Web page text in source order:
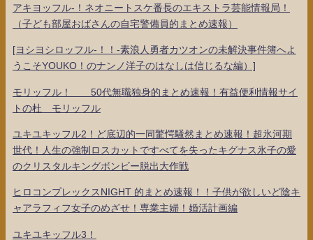
アキヨッフル-！ネオニートスケ番長のエキストラ芸能情報局！
（子ども部屋おばさんの自宅警備員的まとめ速報）
[ヨシヨシロッフル-！！-素浪人勇者カツオンの未解決事件簿へよ
うこそYOUKO！のナンノ洋子のはなしは信じるな編）]
モリッフル！ 50代無職独身的まとめ速報！有益便利情報サイ
トの杜 モリッフル
ユキユキッフル2！ど底辺的一同驚愕騒然まとめ速報！超氷河期
世代！人生の強制ロスカットですべてを失ったキグナス氷子の愛
のクリスタルキングボンビー脱出大作戦
ヒロコンプレックスNIGHT 的まとめ速報！！子供が欲しいど陰キ
ャアラフィフ女子のめざせ！専業主婦！婚活計画編
ユキユキッフル3！